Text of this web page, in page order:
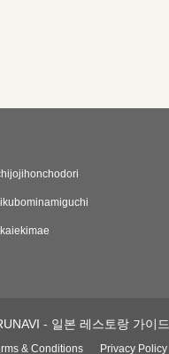
- 일본 레스토랑 가이드
& Conditions Privacy Policy